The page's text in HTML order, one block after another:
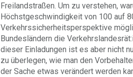
Freilandstraßen. Um zu verstehen,
Höchstgeschwindigkeit von 100 auf
Verkehrssicherheitsperspektive
Bundesländern die
dieser Einladungen ist es aber nicht
zu überlegen, wie man den
der Sache etwas verändert werden